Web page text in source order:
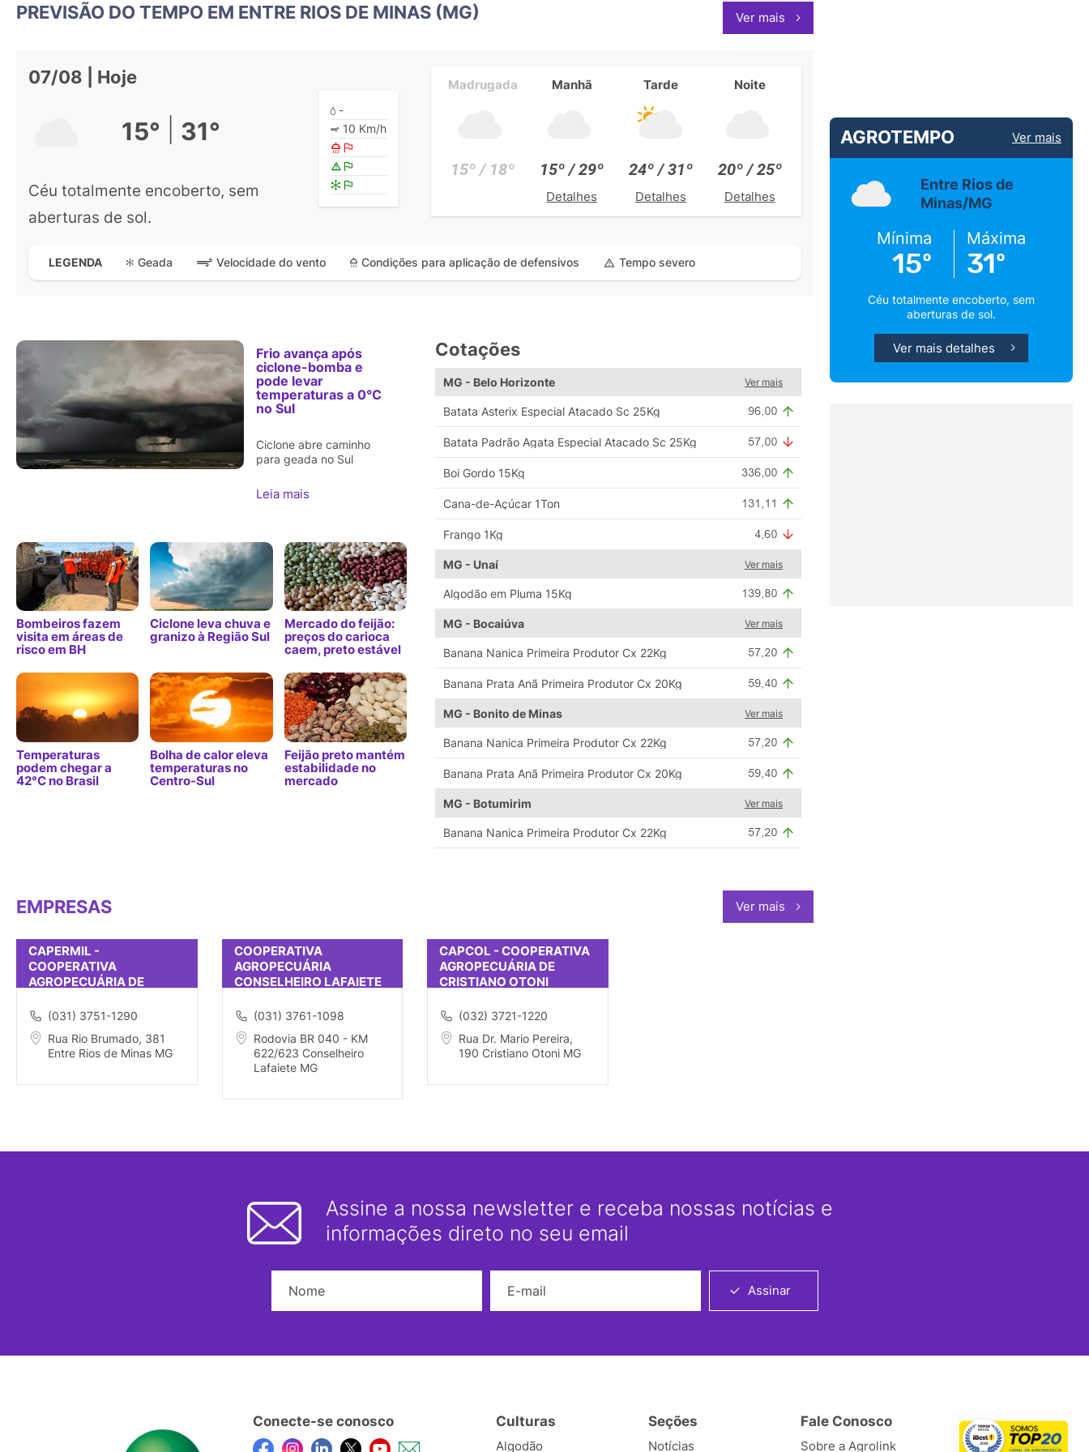
PREVISÃO DO TEMPO EM ENTRE RIOS DE MINAS (MG) Ver mais
07/08 | Hoje
15° 31°
Céu totalmente encoberto, sem
aberturas de sol.
-
10 Km/h
Madrugada
15º / 18º
Manhã
15º / 29º
Detalhes
Tarde
24º / 31º
Detalhes
Noite
20º / 25º
Detalhes
LEGENDA Geada Velocidade do vento Condições para aplicação de defensivos Tempo severo
Frio avança após
ciclone-bomba e
pode levar
temperaturas a 0°C
no Sul
Ciclone abre caminho
para geada no Sul
Leia mais
Bombeiros fazem
visita em áreas de
risco em BH
Ciclone leva chuva e
granizo à Região Sul
Mercado do feijão:
preços do carioca
caem, preto estável
Temperaturas
podem chegar a
42°C no Brasil
Bolha de calor eleva
temperaturas no
Centro-Sul
Feijão preto mantém
estabilidade no
mercado
Cotações
MG - Belo Horizonte Ver mais
Batata Asterix Especial Atacado Sc 25Kg
Batata Padrão Agata Especial Atacado Sc 25Kg
Boi Gordo 15Kg
Cana-de-Açúcar 1Ton
Frango 1Kg
MG - Unaí Ver mais
Algodão em Pluma 15Kg
MG - Bocaiúva Ver mais
Banana Nanica Primeira Produtor Cx 22Kg
Banana Prata Anã Primeira Produtor Cx 20Kg
MG - Bonito de Minas Ver mais
Banana Nanica Primeira Produtor Cx 22Kg
Banana Prata Anã Primeira Produtor Cx 20Kg
MG - Botumirim Ver mais
Banana Nanica Primeira Produtor Cx 22Kg
EMPRESAS Ver mais
CAPERMIL -
COOPERATIVA
AGROPECUÁRIA DE
(031) 3751-1290
Rua Rio Brumado, 381
Entre Rios de Minas MG
COOPERATIVA
AGROPECUÁRIA
CONSELHEIRO LAFAIETE
(031) 3761-1098
Rodovia BR 040 - KM
622/623 Conselheiro
Lafaiete MG
CAPCOL - COOPERATIVA
AGROPECUÁRIA DE
CRISTIANO OTONI
(032) 3721-1220
Rua Dr. Mario Pereira,
190 Cristiano Otoni MG
AGROTEMPO Ver mais
Entre Rios de
Minas/MG
Mínima
15º
Máxima
31º
Céu totalmente encoberto, sem
aberturas de sol.
Ver mais detalhes
Assine a nossa newsletter e receba nossas notícias e
informações direto no seu email
Assinar
Conecte-se conosco Culturas
Algodão
Seções
Notícias
Fale Conosco
Sobre a Agrolink